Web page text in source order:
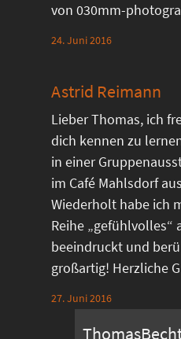
von 030mm-
24. Juni 2016
Astrid Reimann
Lieber Thomas, ich
dich kennen zu
in einer
im Café Mahlsdorf
Wiederholt habe ich
Reihe „gefühlvolles“
beeindruckt und
großartig! Herzliche
27. Juni 2016